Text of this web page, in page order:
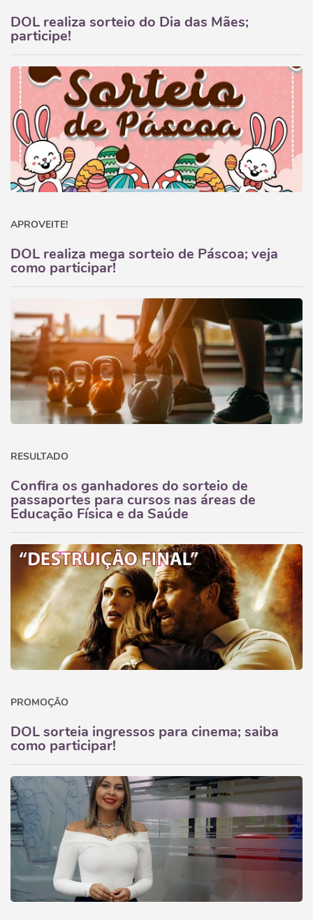
DOL realiza sorteio do Dia das Mães;
participe!
APROVEITE!
DOL realiza mega sorteio de Páscoa; veja
como participar!
RESULTADO
Confira os ganhadores do sorteio de
passaportes para cursos nas áreas de
Educação Física e da Saúde
PROMOÇÃO
DOL sorteia ingressos para cinema; saiba
como participar!